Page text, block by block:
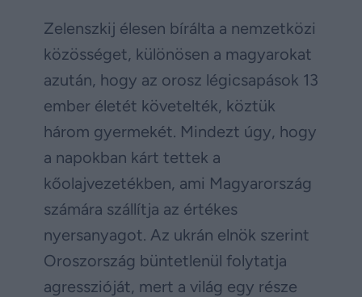
Zelenszkij élesen bírálta a nemzetközi
közösséget, különösen a magyarokat
azután, hogy az orosz légicsapások 13
ember életét követelték, köztük
három gyermekét. Mindezt úgy, hogy
a napokban kárt tettek a
kőolajvezetékben, ami Magyarország
számára szállítja az értékes
nyersanyagot. Az ukrán elnök szerint
Oroszország büntetlenül folytatja
agresszióját, mert a világ egy része